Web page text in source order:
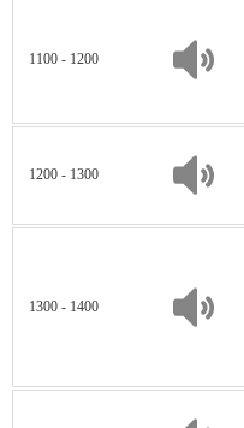
1100 - 1200
1200 - 1300
1300 - 1400